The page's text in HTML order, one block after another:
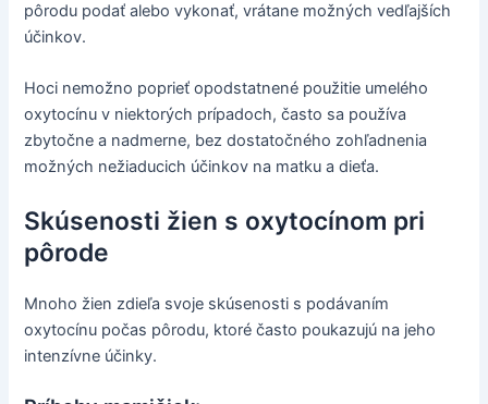
pôrodu podať alebo vykonať, vrátane možných vedľajších
účinkov.
Hoci nemožno poprieť opodstatnené použitie umelého
oxytocínu v niektorých prípadoch, často sa používa
zbytočne a nadmerne, bez dostatočného zohľadnenia
možných nežiaducich účinkov na matku a dieťa.
Skúsenosti žien s oxytocínom pri
pôrode
Mnoho žien zdieľa svoje skúsenosti s podávaním
oxytocínu počas pôrodu, ktoré často poukazujú na jeho
intenzívne účinky.